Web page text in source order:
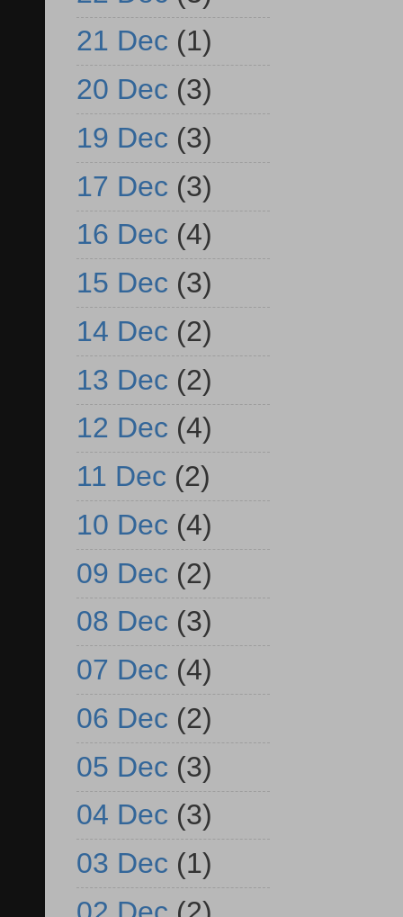
21 Dec (1)
20 Dec (3)
19 Dec (3)
17 Dec (3)
16 Dec (4)
15 Dec (3)
14 Dec (2)
13 Dec (2)
12 Dec (4)
11 Dec (2)
10 Dec (4)
09 Dec (2)
08 Dec (3)
07 Dec (4)
06 Dec (2)
05 Dec (3)
04 Dec (3)
03 Dec (1)